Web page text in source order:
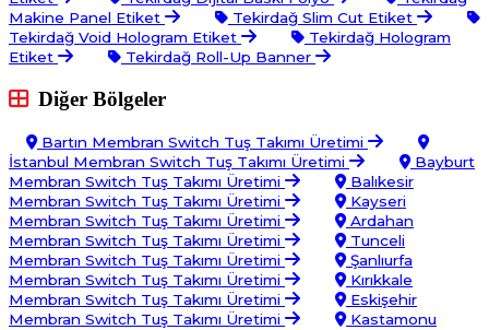
Makine Panel Etiket
Tekirdağ Slim Cut Etiket
Tekirdağ Void Hologram Etiket
Tekirdağ Hologram
Etiket
Tekirdağ Roll-Up Banner
Diğer Bölgeler
Bartın Membran Switch Tuş Takımı Üretimi
İstanbul Membran Switch Tuş Takımı Üretimi
Bayburt
Membran Switch Tuş Takımı Üretimi
Balıkesir
Membran Switch Tuş Takımı Üretimi
Kayseri
Membran Switch Tuş Takımı Üretimi
Ardahan
Membran Switch Tuş Takımı Üretimi
Tunceli
Membran Switch Tuş Takımı Üretimi
Şanlıurfa
Membran Switch Tuş Takımı Üretimi
Kırıkkale
Membran Switch Tuş Takımı Üretimi
Eskişehir
Membran Switch Tuş Takımı Üretimi
Kastamonu